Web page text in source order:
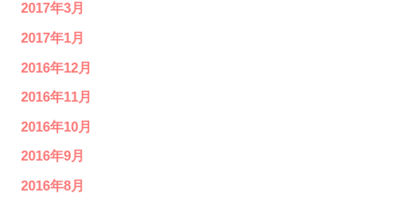
2017年3月
2017年1月
2016年12月
2016年11月
2016年10月
2016年9月
2016年8月